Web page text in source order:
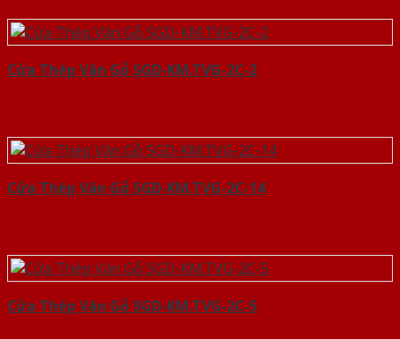
Cửa Thép Vân Gỗ SGD-KM.TVG-2C-2
Cửa Thép Vân Gỗ SGD-KM.TVG-2C-14
Cửa Thép Vân Gỗ SGD-KM.TVG-2C-5